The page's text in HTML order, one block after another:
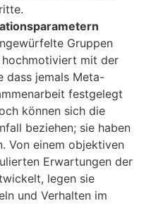
Gruppen
mit der
dass jemals Meta-
festgelegt
können sich die
beziehen; sie haben
Von einem objektiven
Erwartungen der
legen sie
und Verhalten im